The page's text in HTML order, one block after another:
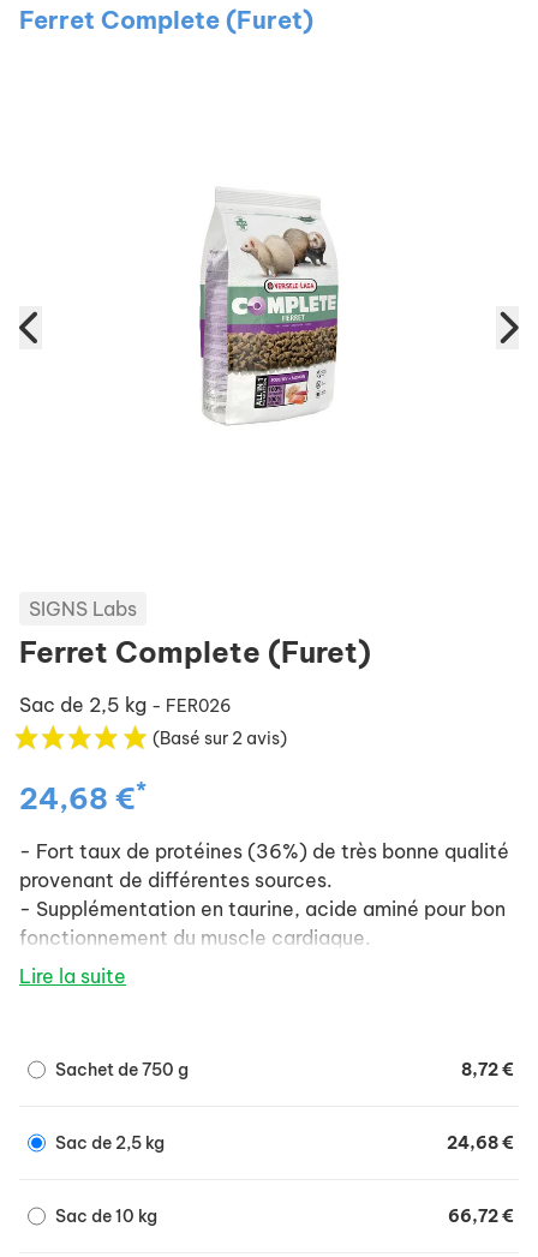
Ferret Complete (Furet)
SIGNS Labs
Ferret Complete (Furet)
Sac de 2,5 kg - FER026
(Basé sur 2 avis)
24,68 €*
- Fort taux de protéines (36%) de très bonne qualité
provenant de différentes sources.
- Supplémentation en taurine, acide aminé pour bon
fonctionnement du muscle cardiaque.
- Concept Dental Care pour ralentir l'accumulation
- Riche en vitamines essentielles pour un bon état de
Lire la suite
Sachet de 750 g 8,72 €
Sac de 2,5 kg 24,68 €
Sac de 10 kg 66,72 €